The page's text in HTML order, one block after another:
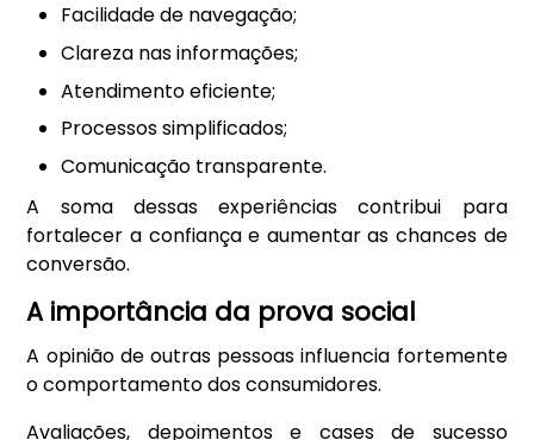
Facilidade de navegação;
Clareza nas informações;
Atendimento eficiente;
Processos simplificados;
Comunicação transparente.
A soma dessas experiências contribui para
fortalecer a confiança e aumentar as chances de
conversão.
A importância da prova social
A opinião de outras pessoas influencia fortemente
o comportamento dos consumidores.
Avaliações, depoimentos e cases de sucesso